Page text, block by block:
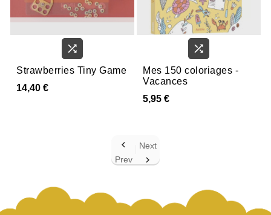

Strawberries Tiny Game
14,40 €

Mes 150 coloriages -
Vacances
5,95 €

Prev
Next
